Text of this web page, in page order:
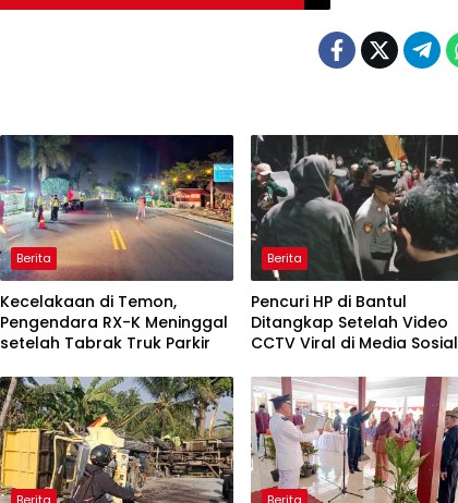
Berita
Kecelakaan di Temon,
Pengendara RX-K Meninggal
setelah Tabrak Truk Parkir
Berita
Pencuri HP di Bantul
Ditangkap Setelah Video
CCTV Viral di Media Sosial